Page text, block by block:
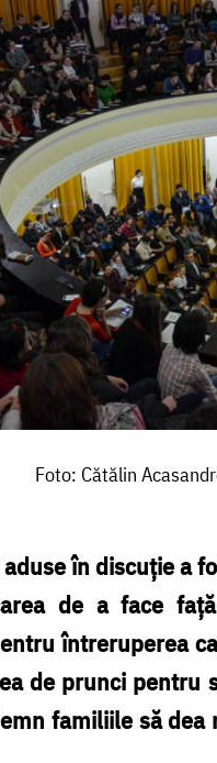
Foto: Cătălin
în discuție a
de a face
întreruperea
de prunci
familiile să